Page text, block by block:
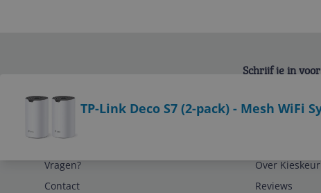
TP-Link Deco S7 (2-pack) - Mesh WiFi
Schrijf je in
Vragen?
Contact
Over
Reviews